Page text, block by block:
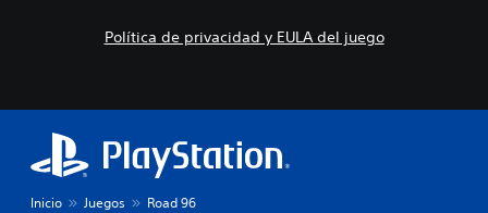
Política de privacidad y EULA del juego
Inicio Juegos Road 96